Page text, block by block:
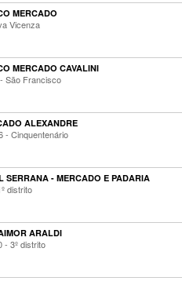
MERCADO
Vicenza
MERCADO CAVALINI
São Francisco
ALEXANDRE
- Cinquentenário
SERRANA - MERCADO E PADARIA
distrito
ARALDI
- 3º distrito